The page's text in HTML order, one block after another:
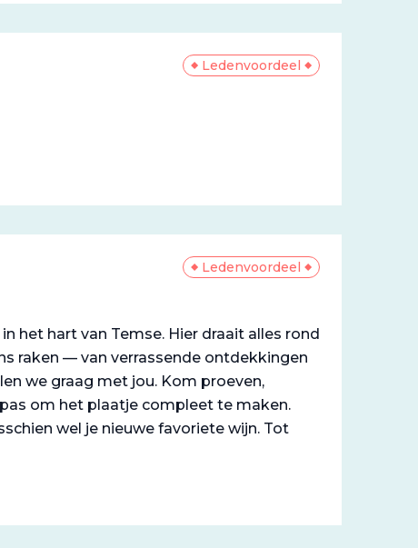
Ledenvoordeel
Ledenvoordeel
het hart van Temse. Hier draait alles rond
raken — van verrassende ontdekkingen
we graag met jou. Kom proeven,
om het plaatje compleet te maken.
wel je nieuwe favoriete wijn. Tot